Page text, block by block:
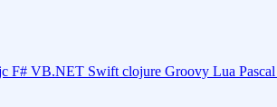
F# VB.NET Swift clojure Groovy Lua Pascal